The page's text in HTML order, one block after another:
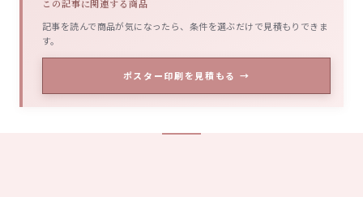
この記事に関連する商品
記事を読んで商品が気になったら、条件を選ぶだけで見積もりできま
す。
ポスター印刷を見積もる →